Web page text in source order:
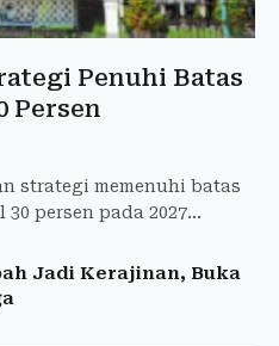
Penuhi Batas
Persen
strategi memenuhi batas
persen pada 2027
Jadi Kerajinan, Buka